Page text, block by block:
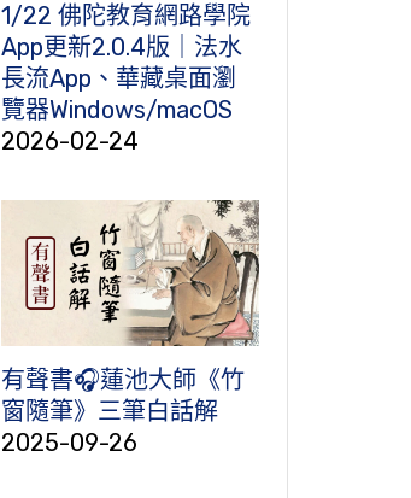
1/22 佛陀教育網路學院
App更新2.0.4版｜法水
長流App、華藏桌面瀏
覽器Windows/macOS
2026-02-24
有聲書🎧蓮池大師《竹
窗隨筆》三筆白話解
2025-09-26